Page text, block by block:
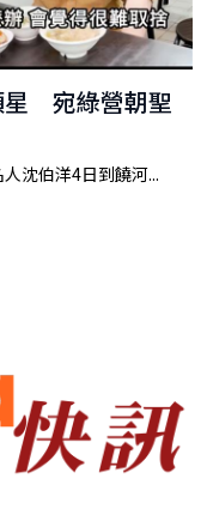
星 宛綠營朝聖
沈伯洋4日到饒河...